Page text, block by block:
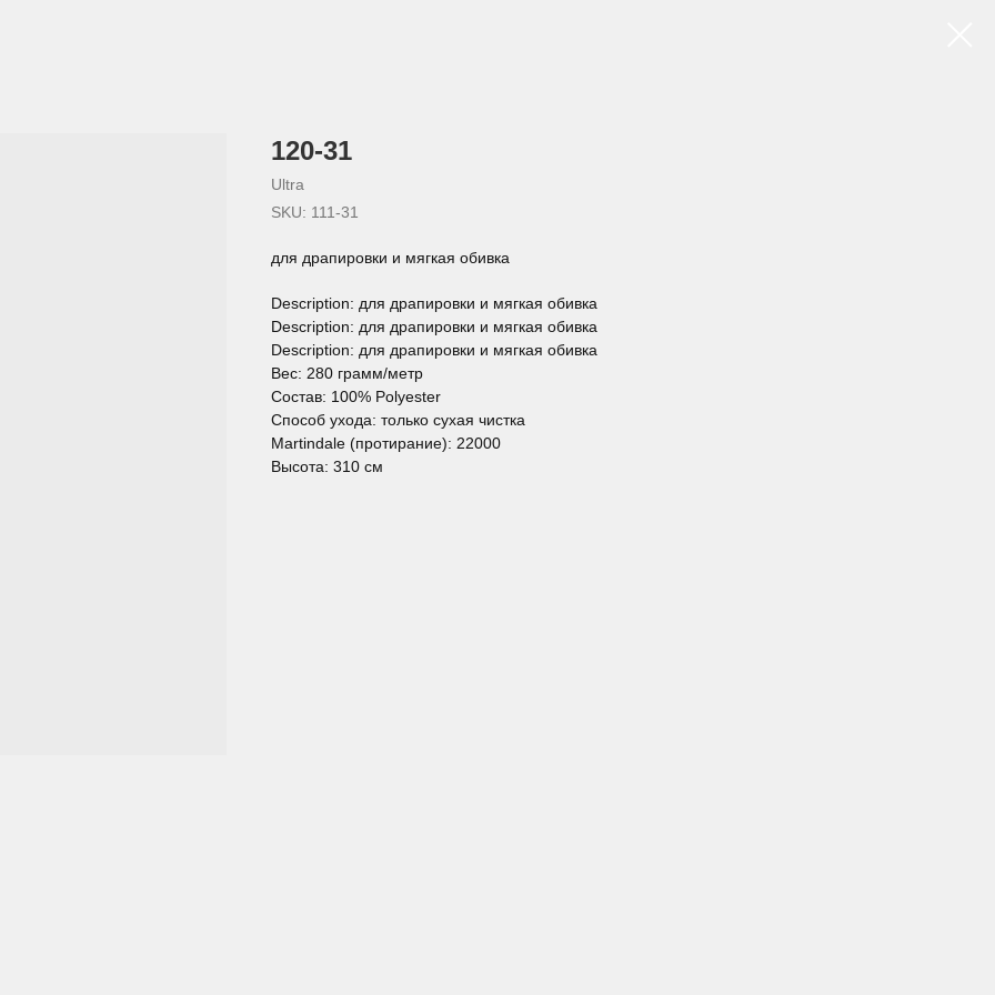
120-31
Ultra
SKU: 111-31
для драпировки и мягкая обивка
Description: для драпировки и мягкая обивка
Description: для драпировки и мягкая обивка
Description: для драпировки и мягкая обивка
Вес: 280 грамм/метр
Состав: 100% Polyester
Способ ухода: только сухая чистка
Martindale (протирание): 22000
Высота: 310 см